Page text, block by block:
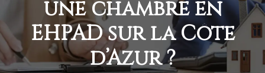
une chambre en
EHPAD sur la Côte
d’Azur ?